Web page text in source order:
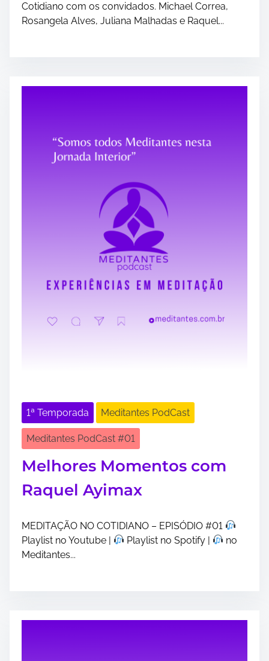
Cotidiano com os convidados. Michael Correa,
Rosangela Alves, Juliana Malhadas e Raquel...
1ª Temporada Meditantes PodCast
Meditantes PodCast #01
Melhores Momentos com
Raquel Ayimax
MEDITAÇÃO NO COTIDIANO – EPISÓDIO #01
Playlist no Youtube |
Playlist no Spotify |
no
Meditantes...